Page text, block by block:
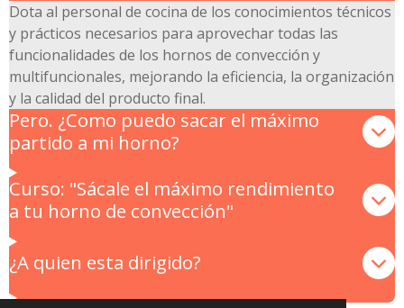
Dota al personal de cocina de los conocimientos técnicos
y prácticos necesarios para aprovechar todas las
funcionalidades de los hornos de convección y
multifuncionales, mejorando la eficiencia, la organización
y la calidad del producto final.
Pero. ¿Como puedo sacar el máximo
partido a mi horno?
Curso: "Sácale el máximo rendimiento
a tu horno de convección"
¿A quien esta dirigido?